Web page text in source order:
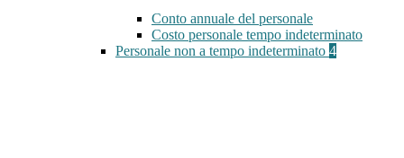
Conto annuale del personale
Costo personale tempo indeterminato
Personale non a tempo indeterminato 4